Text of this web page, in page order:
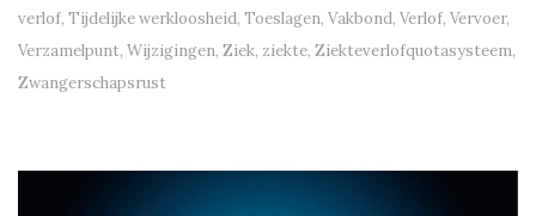
verlof, Tijdelijke werkloosheid, Toeslagen, Vakbond, Verlof, Vervoer,
Verzamelpunt, Wijzigingen, Ziek, ziekte, Ziekteverlofquotasysteem,
Zwangerschapsrust